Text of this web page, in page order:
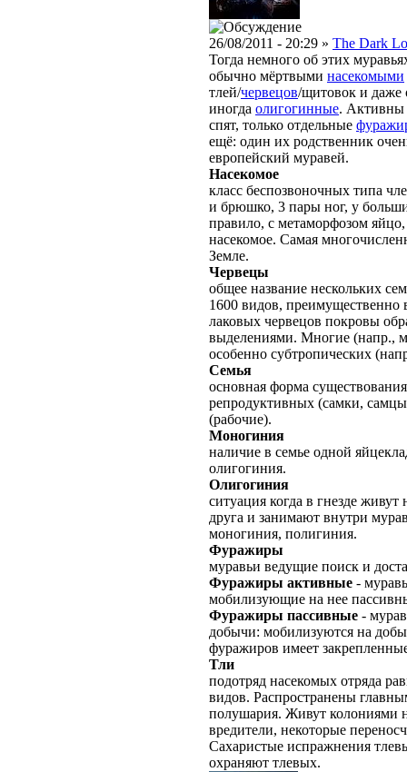
26/08/2011 - 20:29 » The Dark
Тогда немного об этих
обычно мёртвыми насекомыми
тлей/червецов/щитовок и даже
иногда олигогинные. Активны
спят, только отдельные
ещё: один их родственник
европейский муравей.
Насекомое
класс беспозвоночных типа
и брюшко, 3 пары ног, у
правило, с метаморфозом
насекомое. Самая
Земле.
Червецы
общее название нескольких
1600 видов, преимущественно
лаковых червецов покровы
выделениями. Многие (напр.,
особенно субтропических
Семья
основная форма
репродуктивных (самки,
(рабочие).
Моногиния
наличие в семье одной
олигогиния.
Олигогиния
ситуация когда в гнезде
друга и занимают внутри
моногиния, полигиния.
Фуражиры
муравьи ведущие поиск и
Фуражиры активные -
мобилизующие на нее
Фуражиры пассивные -
добычи: мобилизуются на
фуражиров имеет
Тли
подотряд насекомых отряда
видов. Распространены
полушария. Живут колониями
вредители, некоторые
Сахаристые испражнения
охраняют тлевых.